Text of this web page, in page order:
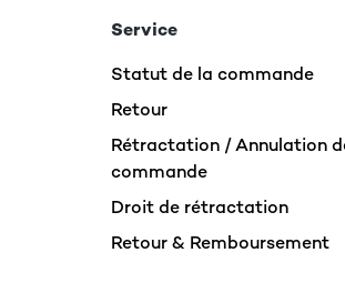
09/07/2020
value for money
31/03/2017
Service
Statut de la commande
Retour
Rétractation / Annulation
commande
Droit de rétractation
Retour & Remboursement